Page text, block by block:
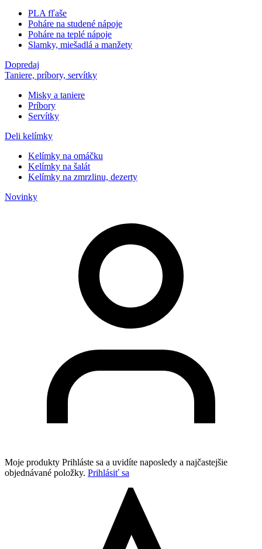
PLA fľaše
Poháre na studené nápoje
Poháre na teplé nápoje
Slamky, miešadlá a manžety
Dopredaj
Taniere, príbory, servítky
Misky a taniere
Príbory
Servítky
Deli kelímky
Kelímky na omáčku
Kelímky na šalát
Kelímky na zmrzlinu, dezerty
Novinky
Moje produkty Prihláste sa a uvidíte naposledy a najčastejšie
objednávané položky. Prihlásiť sa